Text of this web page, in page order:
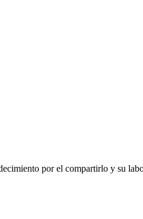
por el compartirlo y su